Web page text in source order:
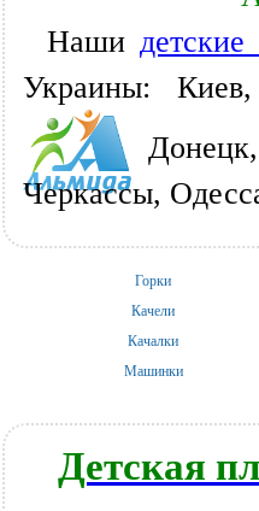
Наши
Украины: Киев,
Черкассы,
Горки
Качели
Качалки
Машинки
Детская